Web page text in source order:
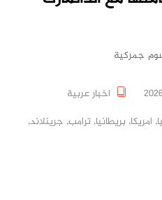
جمركية
اخبار عربية
, امريكا, بريطانيا, ترامب, جرينلاند,